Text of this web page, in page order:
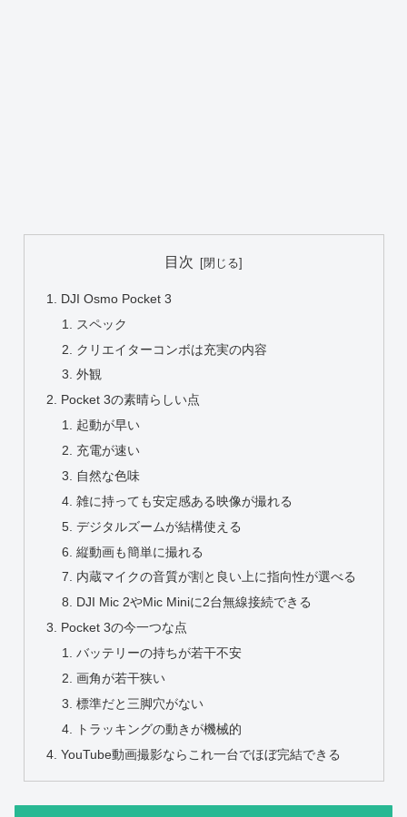
目次
DJI Osmo Pocket 3
スペック
クリエイターコンボは充実の内容
外観
Pocket 3の素晴らしい点
起動が早い
充電が速い
自然な色味
雑に持っても安定感ある映像が撮れる
デジタルズームが結構使える
縦動画も簡単に撮れる
内蔵マイクの音質が割と良い上に指向性が選べる
DJI Mic 2やMic Miniに2台無線接続できる
Pocket 3の今一つな点
バッテリーの持ちが若干不安
画角が若干狭い
標準だと三脚穴がない
トラッキングの動きが機械的
YouTube動画撮影ならこれ一台でほぼ完結できる